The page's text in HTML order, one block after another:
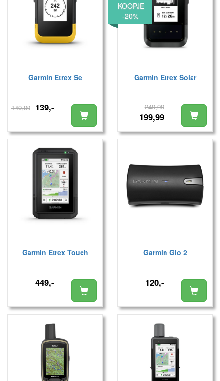
Garmin Etrex Se
149,99 139,-
Garmin Etrex Solar
249,99
199,99
KOOPJE
-20%
Garmin Etrex Touch
449,-
Garmin Glo 2
120,-